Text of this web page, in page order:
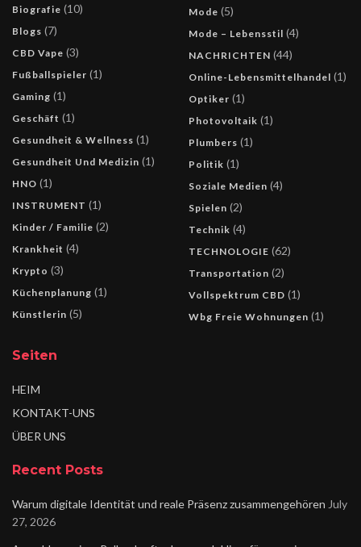
Biografie (10)
Blogs (7)
CBD Vape (3)
Fußballspieler (1)
Gaming (1)
Geschäft (1)
Gesundheit & Wellness (1)
Gesundheit Und Medizin (1)
HNO (1)
INSTRUMENT (1)
Kinder / Familie (2)
Krankheit (4)
Krypto (3)
Küchenplanung (1)
Künstlerin (5)
Mode (5)
Mode – Lebensstil (4)
NACHRICHTEN (44)
Online-Lebensmittelhandel (1)
Optiker (1)
Photovoltaik (1)
Plumbers (1)
Politik (1)
Soziale Medien (4)
Spielen (2)
Technik (4)
TECHNOLOGIE (62)
Transportation (2)
Vollspektrum CBD (1)
Wbg Freie Wohnungen (1)
Seiten
HEIM
KONTAKT-UNS
ÜBER UNS
Recent Posts
Warum digitale Identität und reale Präsenz zusammengehören July
27, 2026